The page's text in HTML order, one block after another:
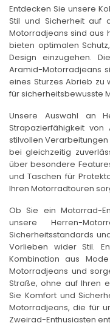
Entdecken Sie unsere
Stil und Sicherheit auf
Motorradjeans sind aus
bieten optimalen
Design einzugehen.
Aramid-Motorradjeans
eines Sturzes Abrieb zu
für sicherheitsbewusste
Unsere Auswahl an
Strapazierfähigkeit
stilvollen
bei gleichzeitig
über besondere
und Taschen für
Ihren Motorradtouren
Ob Sie ein Motorrad-
unsere Herren-
Sicherheitsstandards
Vorlieben wider Stil.
Kombination aus
Motorradjeans und
Straße, ohne auf Ihren
Sie Komfort und
Motorradjeans, die für
Zweirad-Enthusiasten